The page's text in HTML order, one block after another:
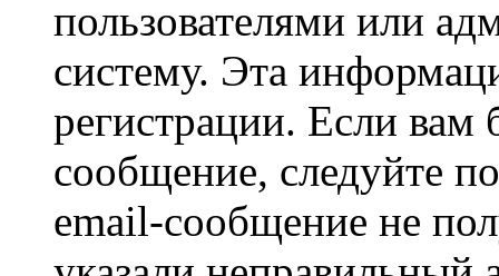
пользователями или
систему. Эта
регистрации. Если
сообщение, следуйте
email-сообщение не